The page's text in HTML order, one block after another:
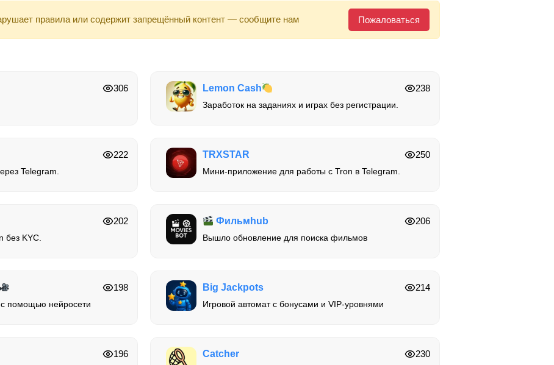
правила или содержит запрещённый контент — сообщите нам Пожаловаться
306 Lemon Cash
Заработок на заданиях и играх без регистрации.
238
Telegram.
222 TRXSTAR
Мини-приложение для работы с Tron в Telegram.
250
KYC.
202 Фильмhub
Вышло обновление для поиска фильмов
206
помощью нейросети
198 Big Jackpots
Игровой автомат с бонусами и VIP-уровнями
214
196 Catcher 230